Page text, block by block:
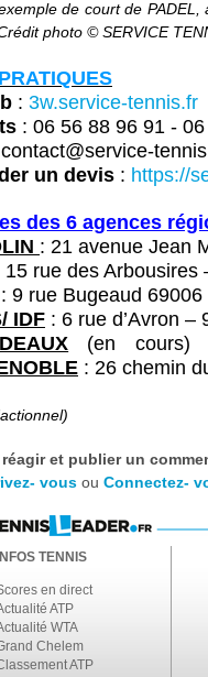
de court de
photo ©SERVICE
: 3w.service-tennis.fr
: 06 56 88 96 91 -
un devis : https://
des 6 agences
: 21 avenue Jean
15 rue des Arbousires
: 9 rue Bugeaud
IDF : 6 rue d’Avron
(en cours)
: 26 chemin
réagir et publier un
vous ou Connectez-
INFOS TENNIS
en direct
ATP
WTA
Chelem
ATP